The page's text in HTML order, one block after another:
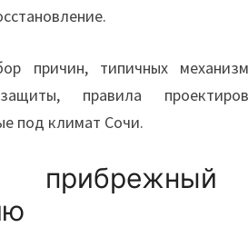
причин, типичных
правила
под климат Сочи.
прибрежный